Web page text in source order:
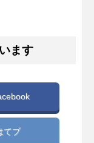
ます
てブ